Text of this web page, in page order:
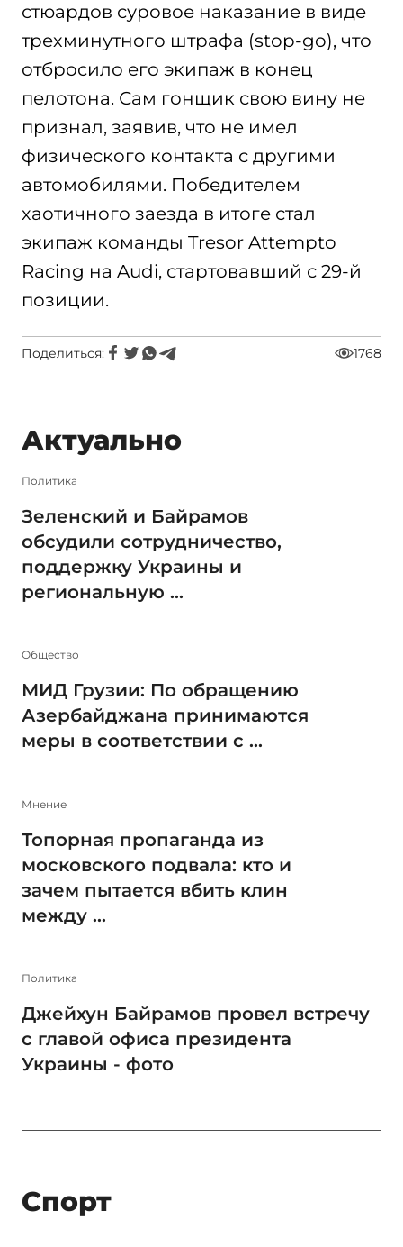
стюардов суровое наказание в виде
трехминутного штрафа (stop-go), что
отбросило его экипаж в конец
пелотона. Сам гонщик свою вину не
признал, заявив, что не имел
физического контакта с другими
автомобилями. Победителем
хаотичного заезда в итоге стал
экипаж команды Tresor Attempto
Racing на Audi, стартовавший с 29-й
позиции.
Поделиться: 1768
Актуально
Политика
Зеленский и Байрамов
обсудили сотрудничество,
поддержку Украины и
региональную ...
Общество
МИД Грузии: По обращению
Азербайджана принимаются
меры в соответствии с ...
Мнение
Топорная пропаганда из
московского подвала: кто и
зачем пытается вбить клин
между ...
Политика
Джейхун Байрамов провел встречу
с главой офиса президента
Украины - фото
Спорт